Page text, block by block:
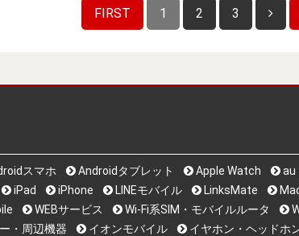
FIRST 1 2 3
スマホ Androidタブレット Apple Watch au
iPad iPhone LINEモバイル LinksMate
WEBサービス Wi-Fi系SIM・モバイルルータ
・周辺機器 イオンモバイル イヤホン・ヘッドホ